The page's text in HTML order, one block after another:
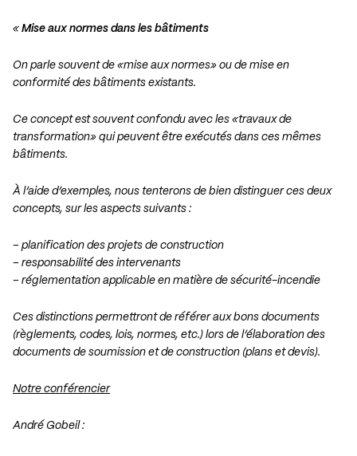
« Mise aux normes dans les bâtiments
On parle souvent de «mise aux normes» ou de mise en
conformité des bâtiments existants.
Ce concept est souvent confondu avec les «travaux de
transformation» qui peuvent être exécutés dans ces mêmes
bâtiments.
À l’aide d’exemples, nous tenterons de bien distinguer ces deux
concepts, sur les aspects suivants :
– planification des projets de construction
– responsabilité des intervenants
– réglementation applicable en matière de sécurité-incendie
Ces distinctions permettront de référer aux bons documents
(règlements, codes, lois, normes, etc.) lors de l’élaboration des
documents de soumission et de construction (plans et devis).
Notre conférencier
André Gobeil :